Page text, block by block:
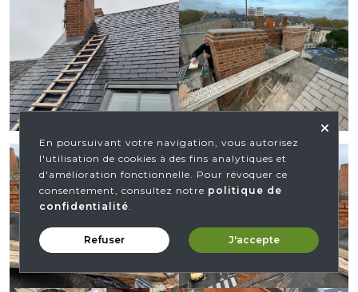
En poursuivant votre navigation, vous autorisez
l'utilisation de cookies à des fins analytiques et
d'amélioration fonctionnelle. Pour révoquer ce
consentement, consultez notre politique de
confidentialité.
Refuser J'accepte